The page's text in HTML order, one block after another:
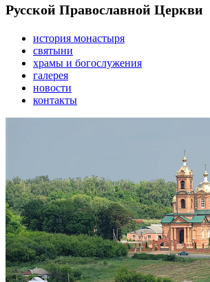
Русской Православной Церкви
история монастыря
святыни
храмы и богослужения
галерея
новости
контакты